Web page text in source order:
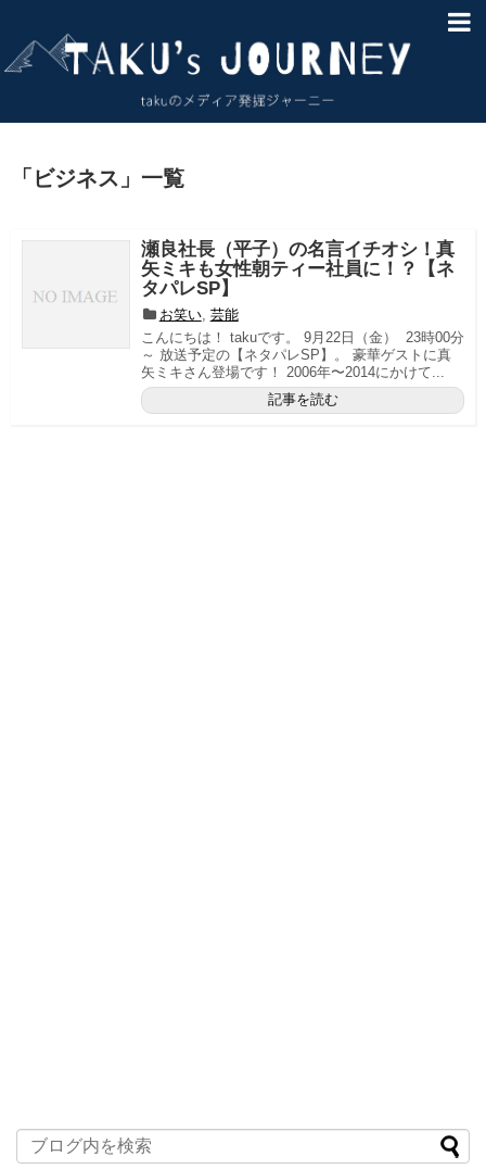
「 ビジネス 」 一覧
瀬良社長（平子）の名言イチオシ！真
矢ミキも女性朝ティー社員に！？【ネ
タパレSP】
お笑い, 芸能
こんにちは！ takuです。 9月22日（金） 23時00分
～ 放送予定の【ネタパレSP】。 豪華ゲストに真
矢ミキさん登場です！ 2006年〜2014にかけて...
記事を読む
HOME